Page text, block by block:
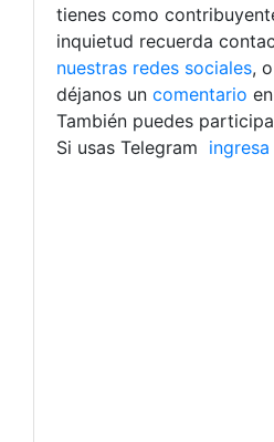
tienes como
inquietud recuerda
nuestras redes sociales, o
déjanos un comentario
También puedes
Si usas Telegram